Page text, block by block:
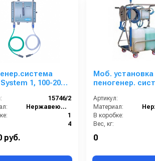
1, 100-200
на 2 ср-ва БРС
15746/2
Нержавеющая сталь
1
4
Габаритные размеры, мм:
Давление (бар):
руб.
Моб. установка с
пеногенер.
бар, без подачи
воздуха, на 1
Артикул:
Материал:
В коробке:
Вес, кг:
0